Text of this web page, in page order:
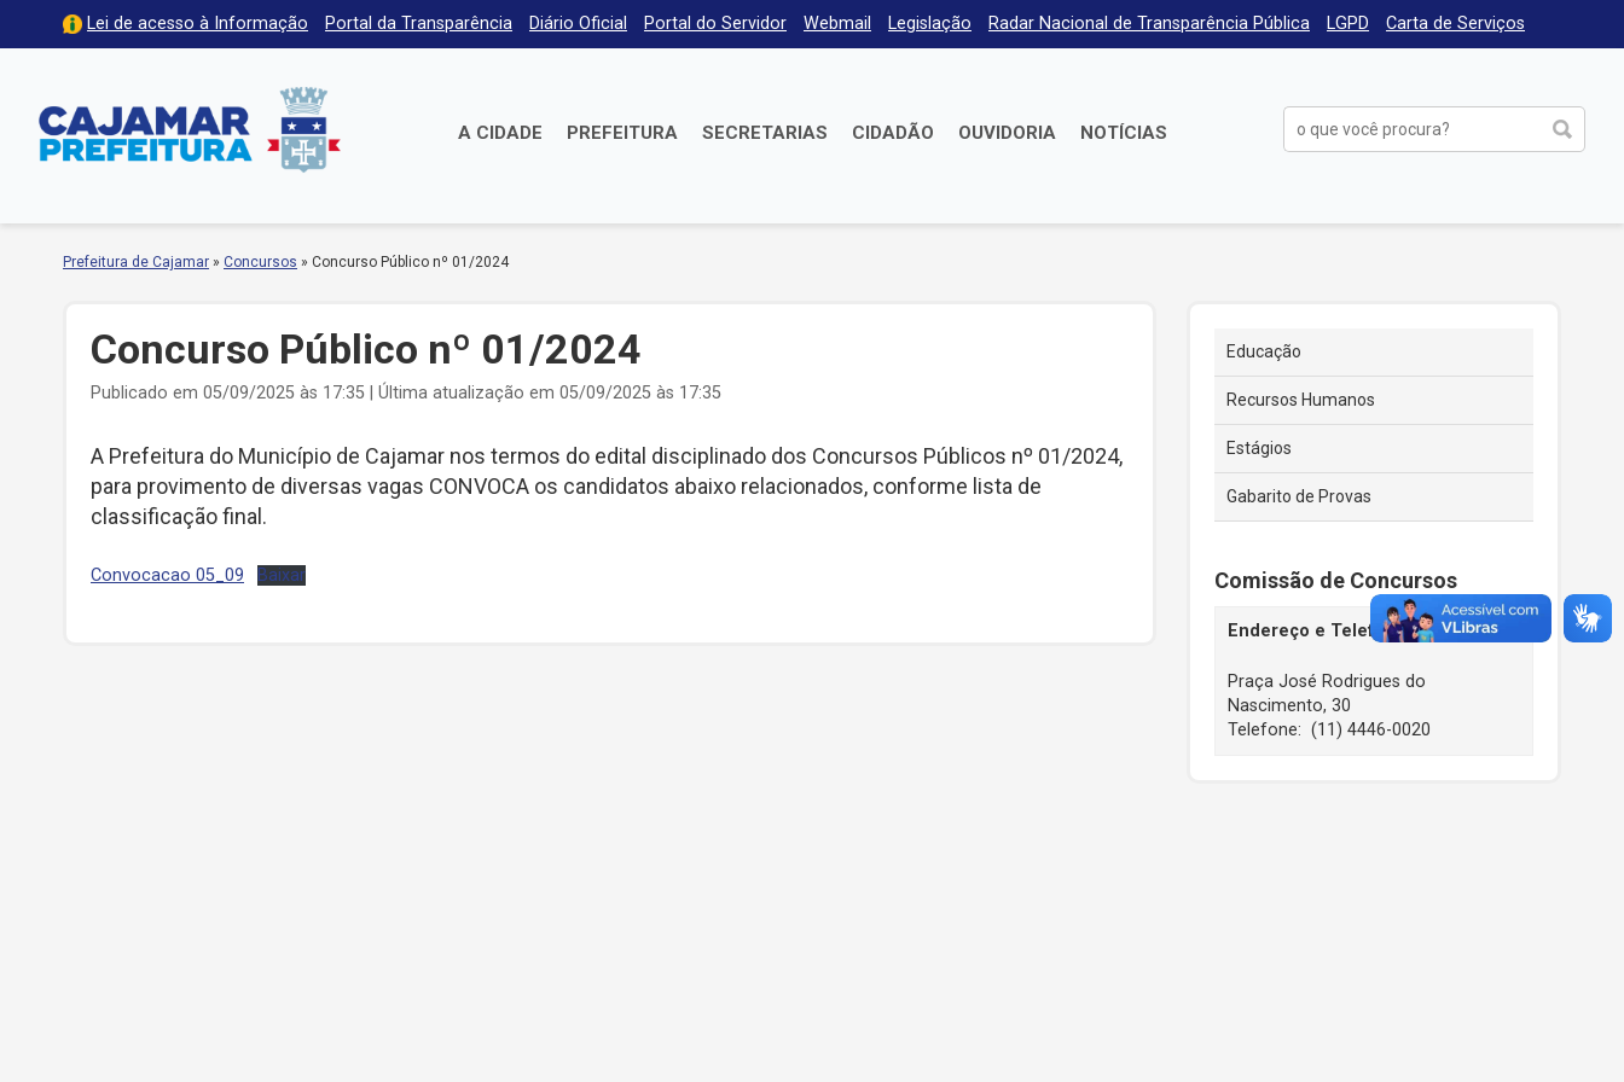
Lei de acesso à Informação Portal da Transparência Diário Oficial Portal do Servidor Webmail Legislação Radar Nacional de Transparência Pública LGPD Carta de Serviços
A CIDADE PREFEITURA SECRETARIAS CIDADÃO OUVIDORIA NOTÍCIAS
Prefeitura de Cajamar » Concursos » Concurso Público nº 01/2024
Concurso Público nº 01/2024
Publicado em 05/09/2025 às 17:35 | Última atualização em 05/09/2025 às 17:35
A Prefeitura do Município de Cajamar nos termos do edital disciplinado dos Concursos Públicos nº 01/2024,
para provimento de diversas vagas CONVOCA os candidatos abaixo relacionados, conforme lista de
classificação final.
Convocacao 05_09 Baixar
Educação
Recursos Humanos
Estágios
Gabarito de Provas
Comissão de Concursos
Endereço e Telefone
Praça José Rodrigues do
Nascimento, 30
Telefone: (11) 4446-0020